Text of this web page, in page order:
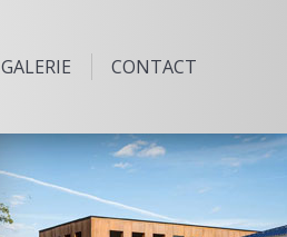
GALERIE CONTACT